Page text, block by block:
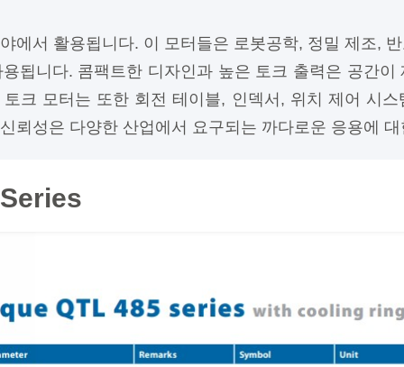
에서 활용됩니다. 이 모터들은 로봇공학, 정밀 제조,
됩니다. 콤팩트한 디자인과 높은 토크 출력은 공간
크 모터는 또한 회전 테이블, 인덱서, 위치 제어 시
뢰성은 다양한 산업에서 요구되는 까다로운 응용에